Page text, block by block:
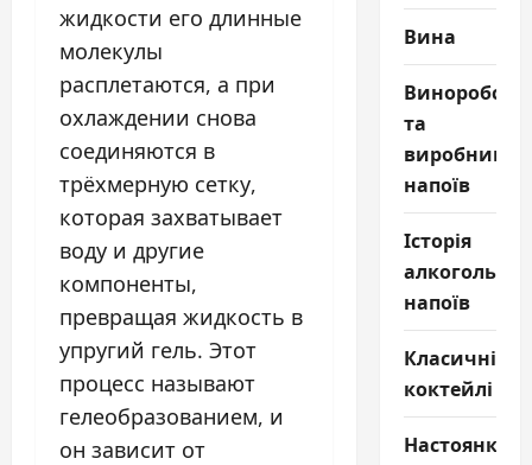
жидкости его длинные
молекулы
расплетаются, а при
охлаждении снова
соединяются в
трёхмерную сетку,
которая захватывает
воду и другие
компоненты,
превращая жидкость в
упругий гель. Этот
процесс называют
гелеобразованием, и
он зависит от
Вина
та
напоїв
Історія
напоїв
Класичні
коктейлі
Настоянки